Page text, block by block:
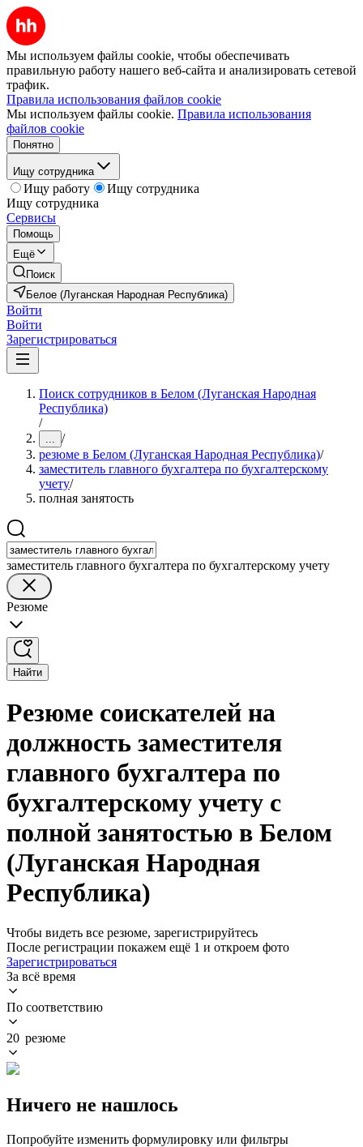
Мы используем файлы cookie, чтобы обеспечивать
правильную работу нашего веб-сайта и анализировать сетевой
трафик.
Правила использования файлов cookie
Мы используем файлы cookie. Правила использования
файлов cookie
Понятно
Ищу сотрудника
Ищу работу
Ищу сотрудника
Ищу сотрудника
Сервисы
Помощь
Ещё
Поиск
Белое (Луганская Народная Республика)
Войти
Войти
Зарегистрироваться
Поиск сотрудников в Белом (Луганская Народная
Республика)
/
... /
резюме в Белом (Луганская Народная Республика)/
заместитель главного бухгалтера по бухгалтерскому
учету/
полная занятость
заместитель главного бухгалтера по бухгалтерскому учету
Резюме
Найти
Резюме соискателей на
должность заместителя
главного бухгалтера по
бухгалтерскому учету с
полной занятостью в Белом
(Луганская Народная
Республика)
Чтобы видеть все резюме, зарегистрируйтесь
После регистрации покажем ещё 1 и откроем фото
Зарегистрироваться
За всё время
По соответствию
20 резюме
Ничего не нашлось
Попробуйте изменить формулировку или фильтры